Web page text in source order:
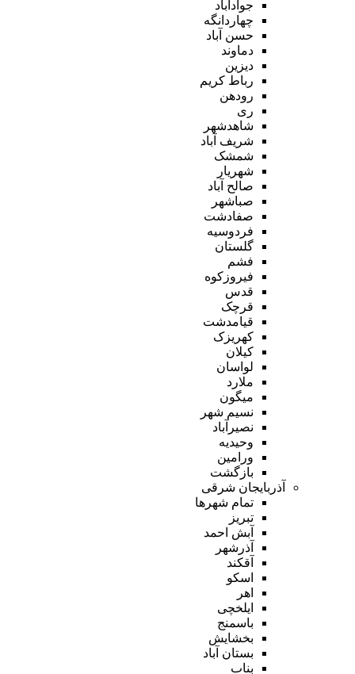
جوادآباد
چهاردانگه
حسن آباد
دماوند
دیزین
رباط کریم
رودهن
ری
شاهدشهر
شریف آباد
شمشک
شهریار
صالح آباد
صباشهر
صفادشت
فردوسیه
گلستان
فشم
فیروزکوه
قدس
قرچک
قیامدشت
کهریزک
کیلان
لواسان
ملارد
میگون
نسیم شهر
نصیرآباد
وحیدیه
ورامین
بازگشت
آذربایجان شرقی
تمام شهر‌ها
تبریز
آبش احمد
آذرشهر
آقکند
اسکو
اهر
ایلخچی
باسمنج
بخشایش
بستان آباد
بناب